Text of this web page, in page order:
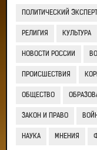
ПОЛИТИЧЕСКИЙ ЭКСПЕРТ
РЕЛИГИЯ КУЛЬТУРА
НОВОСТИ РОССИИ
ПРОИСШЕСТВИЯ
ОБЩЕСТВО
ЗАКОН И ПРАВО
НАУКА МНЕНИЯ